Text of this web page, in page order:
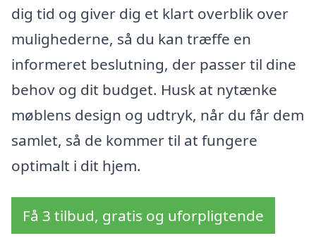
dig tid og giver dig et klart overblik over
mulighederne, så du kan træffe en
informeret beslutning, der passer til dine
behov og dit budget. Husk at nytænke
møblens design og udtryk, når du får dem
samlet, så de kommer til at fungere
optimalt i dit hjem.
Få 3 tilbud, gratis og uforpligtende